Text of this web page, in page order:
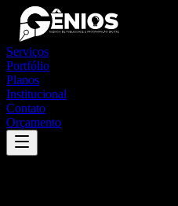
Serviços
Portfólio
Planos
Institucional
Contato
Orçamento